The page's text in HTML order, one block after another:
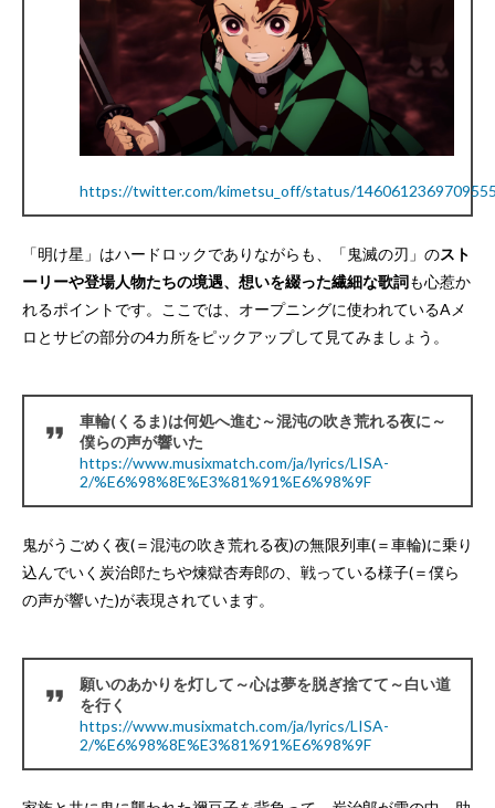
https://twitter.com/kimetsu_off/status/
「明け星」はハードロックでありながらも、「鬼滅の刃」のスト
ーリーや登場人物たちの境遇、想いを綴った繊細な歌詞も心惹か
れるポイントです。ここでは、オープニングに使われているAメ
ロとサビの部分の4カ所をピックアップして見てみましょう。
車輪(くるま)は何処へ進む～混沌の吹き荒れる夜に～
僕らの声が響いた
https://www.musixmatch.com/ja/lyrics/LISA-
2/%E6%98%8E%E3%81%91%E6%98%9F
鬼がうごめく夜(＝混沌の吹き荒れる夜)の無限列車(＝車輪)に乗り
込んでいく炭治郎たちや煉獄杏寿郎の、戦っている様子(＝僕ら
の声が響いた)が表現されています。
願いのあかりを灯して～心は夢を脱ぎ捨てて～白い道
を行く
https://www.musixmatch.com/ja/lyrics/LISA-
2/%E6%98%8E%E3%81%91%E6%98%9F